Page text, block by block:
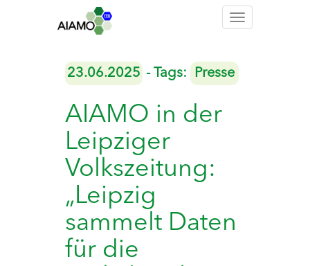
Toggle
23.06.2025 - Tags: Presse
AIAMO in der
Leipziger
Volkszeitung:
„Leipzig
sammelt Daten
für die